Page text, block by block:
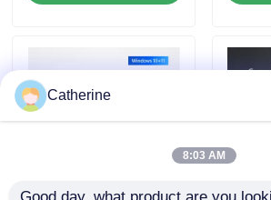
Servidor SQL estándar 2019
Catherine
8:03 AM